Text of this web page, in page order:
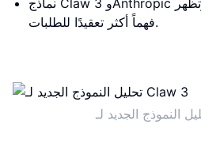
نماذج Claw 3 وAnthropic قليلة الرفض بشكل كبير وتظهر
فهماً أكثر تعقيدًا للطلبات.